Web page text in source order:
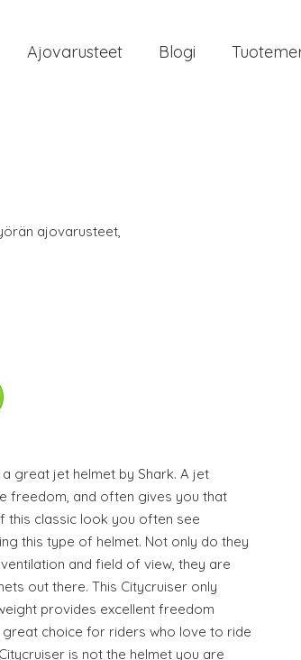
Ajovarusteet Blogi
ajovarusteet,
great jet helmet by Shark. A jet
freedom, and often gives you that
this classic look you often see
this type of helmet. Not only do they
and field of view, they are
out there. This Citycruiser only
provides excellent freedom
choice for riders who love to ride
is not the helmet you are